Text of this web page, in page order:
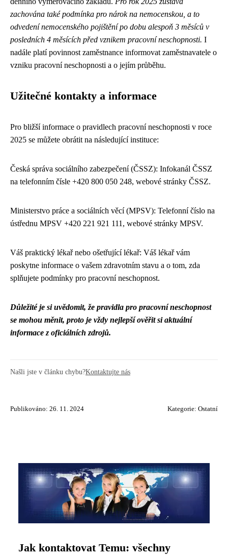
zachována také podmínka pro nárok na nemocenskou, a to
odvedení nemocenského pojištění po dobu alespoň 3 měsíců v
posledních 4 měsících před vznikem pracovní neschopnosti. I
nadále platí povinnost zaměstnance informovat zaměstnavatele o
vzniku pracovní neschopnosti a o jejím průběhu.
Užitečné kontakty a informace
Pro bližší informace o pravidlech pracovní neschopnosti v roce
2025 se můžete obrátit na následující instituce:
Česká správa sociálního zabezpečení (ČSSZ): Infokanál ČSSZ
na telefonním čísle +420 800 050 248, webové stránky ČSSZ.
Ministerstvo práce a sociálních věcí (MPSV): Telefonní číslo na
ústřednu MPSV +420 221 921 111, webové stránky MPSV.
Váš praktický lékař nebo ošetřující lékař: Váš lékař vám
poskytne informace o vašem zdravotním stavu a o tom, zda
splňujete podmínky pro pracovní neschopnost.
Důležité je si uvědomit, že pravidla pro pracovní neschopnost
se mohou měnit, proto je vždy nejlepší ověřit si aktuální
informace z oficiálních zdrojů.
Našli jste v článku chybu?Kontaktujte nás
Publikováno: 26. 11. 2024 Kategorie: Ostatní
Jak kontaktovat Temu: všechny